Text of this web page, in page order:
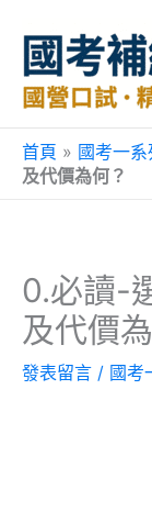
內
首頁 » 國考一
及代價為何？
0.必讀-
及代價
發表留言 / 國考